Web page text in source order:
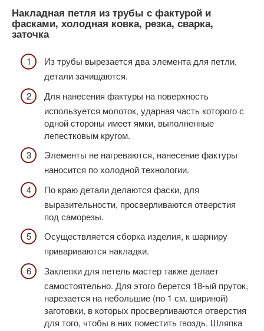
Накладная петля из трубы с фактурой и
фасками, холодная ковка, резка, сварка,
заточка
Из трубы вырезается два элемента для петли,
детали зачищаются.
Для нанесения фактуры на поверхность
используется молоток, ударная часть которого с
одной стороны имеет ямки, выполненные
лепестковым кругом.
Элементы не нагреваются, нанесение фактуры
наносится по холодной технологии.
По краю детали делаются фаски, для
выразительности, просверливаются отверстия
под саморезы.
Осуществляется сборка изделия, к шарниру
привариваются накладки.
Заклепки для петель мастер также делает
самостоятельно. Для этого берется 18-ый пруток,
нарезается на небольшие (по 1 см. шириной)
заготовки, в которых просверливаются отверстия
для того, чтобы в них поместить гвоздь. Шляпка